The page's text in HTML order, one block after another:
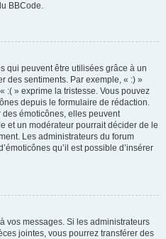
BBCode.
qui peuvent être utilisées grâce à un
des sentiments. Par exemple, « :) »
:( » exprime la tristesse. Vous pouvez
depuis le formulaire de rédaction.
émoticônes, elles peuvent
et un modérateur pourrait décider de le
Les administrateurs du forum
qu’il est possible d’insérer
vos messages. Si les administrateurs
jointes, vous pourrez transférer des